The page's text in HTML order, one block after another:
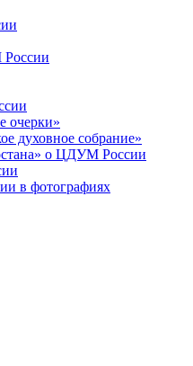
очерки»
духовное собрание»
о ЦДУМ России
в фотографиях